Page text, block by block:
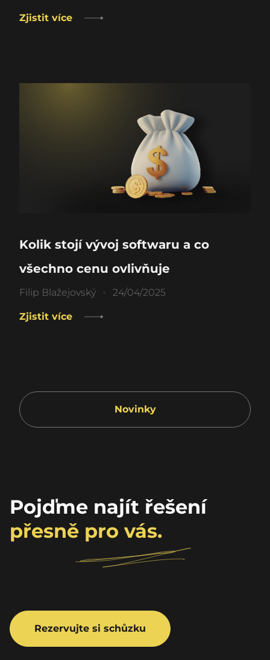
Zjistit více
Kolik stojí vývoj softwaru a co
všechno cenu ovlivňuje
Filip Blažejovský 24/04/2025
Zjistit více
Novinky
Pojďme najít řešení
přesně pro vás.
Rezervujte si schůzku